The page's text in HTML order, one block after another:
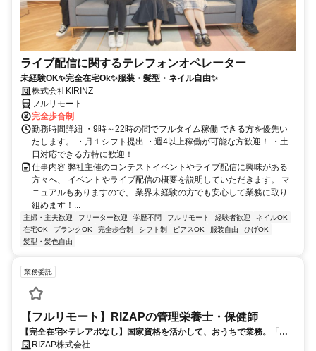
ライブ配信に関するテレフォンオペレーター
未経験OK✨完全在宅Ok✨服装・髪型・ネイル自由✨
株式会社KIRINZ
フルリモート
完全歩合制
勤務時間詳細 ・9時～22時の間でフルタイム稼働 できる方を優先い
たします。 ・月１シフト提出 ・週4以上稼働が可能な方歓迎！ ・土
日対応できる方特に歓迎！
仕事内容 弊社主催のコンテストイベントやライブ配信に興味がある
方々へ、 イベントやライブ配信の概要を説明していただきます。 マ
ニュアルもありますので、 業界未経験の方でも安心して業務に取り
組めます！...
主婦・主夫歓迎 フリーター歓迎 学歴不問 フルリモート 経験者歓迎
ネイルOK
在宅OK
ブランクOK 完全歩合制 シフト制 ピアスOK 服装自由
ひげOK
髪型・髪色自由
業務委託
【フルリモート】RIZAPの管理栄養士・保健師
【完全在宅×テレアポなし】国家資格を活かして、おうちで業務。「も
う一つの安心」を。主婦・Wワーカー活躍中！「平日の日中だけ」「夕
RIZAP株式会社